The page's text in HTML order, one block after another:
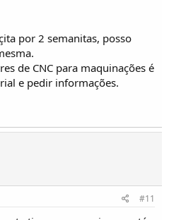
por 2 semanitas, posso
de CNC para maquinações é
e pedir informações.
#11